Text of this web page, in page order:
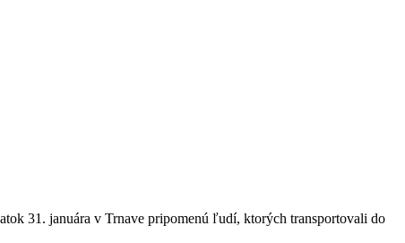
31. januára v Trnave pripomenú ľudí, ktorých transportovali do